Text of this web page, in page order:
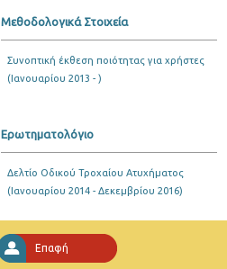
Ιουλίου 2025
Μαΐου 2025
Μαρτίου 2025
Ιανουαρίου 2025
Μεθοδολογικά Στοιχεία
Συνοπτική έκθεση ποιότητας για χρήστες
(Ιανουαρίου 2013 - )
Ερωτηματολόγιο
Δελτίο Οδικού Τροχαίου Ατυχήματος
(Ιανουαρίου 2014 - Δεκεμβρίου 2016)
Επαφή